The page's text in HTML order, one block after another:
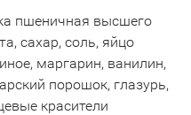
пшеничная высшего
сахар, соль, яйцо
маргарин, ванилин,
порошок, глазурь,
красители